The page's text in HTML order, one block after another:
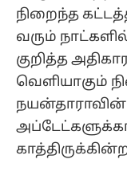
நிறைந்த
வரும்
குறித்த
வெளியாகும்
நயன்தாராவின்